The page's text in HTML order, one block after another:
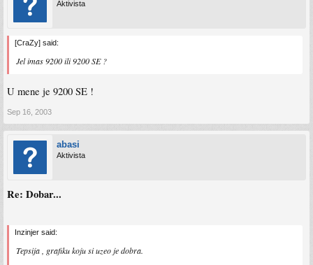
Aktivista
[CraZy] said:
Jel imas 9200 ili 9200 SE ?
U mene je 9200 SE !
Sep 16, 2003
abasi
Aktivista
Re: Dobar...
Inzinjer said:
Tepsija , grafiku koju si uzeo je dobra.